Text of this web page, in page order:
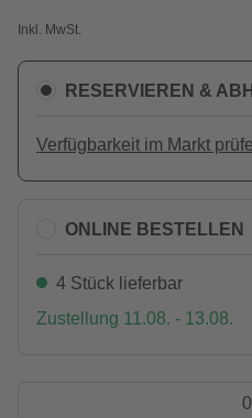
Inkl. MwSt.
RESERVIEREN &
Verfügbarkeit im Markt
ONLINE BESTELLEN
4 Stück lieferbar
Zustellung 11.08. - 13.08.